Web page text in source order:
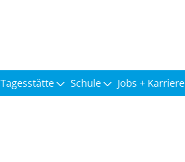
Tagesstätte Schule Jobs + Karriere